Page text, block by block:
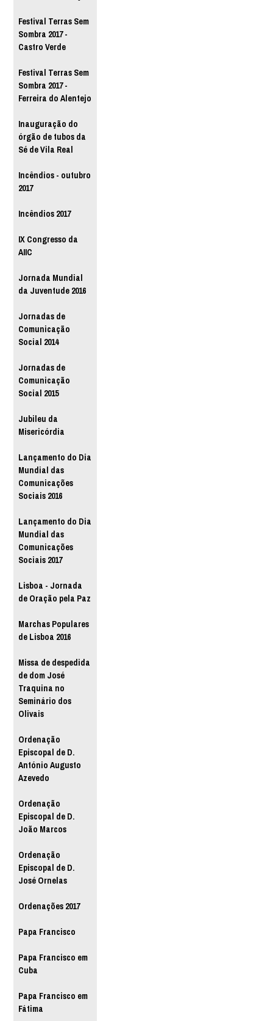
Festival Terras Sem
Sombra 2017 -
Castro Verde
Festival Terras Sem
Sombra 2017 -
Ferreira do Alentejo
Inauguração do
órgão de tubos da
Sé de Vila Real
Incêndios - outubro
2017
Incêndios 2017
IX Congresso da
AIIC
Jornada Mundial
da Juventude 2016
Jornadas de
Comunicação
Social 2014
Jornadas de
Comunicação
Social 2015
Jubileu da
Misericórdia
Lançamento do Dia
Mundial das
Comunicações
Sociais 2016
Lançamento do Dia
Mundial das
Comunicações
Sociais 2017
Lisboa - Jornada
de Oração pela Paz
Marchas Populares
de Lisboa 2016
Missa de despedida
de dom José
Traquina no
Seminário dos
Olivais
Ordenação
Episcopal de D.
António Augusto
Azevedo
Ordenação
Episcopal de D.
João Marcos
Ordenação
Episcopal de D.
José Ornelas
Ordenações 2017
Papa Francisco
Papa Francisco em
Cuba
Papa Francisco em
Fátima